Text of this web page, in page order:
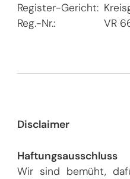
Register-Gericht:
Reg.-Nr.:
VR
Disclaimer
Haftungsausschluss
Wir sind bemüht,